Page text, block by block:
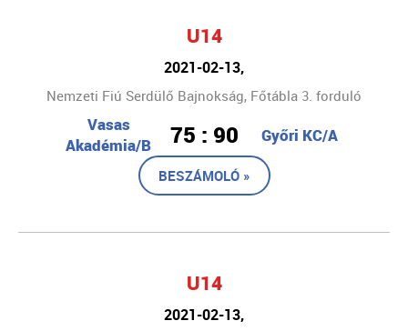
U14
2021-02-13,
Nemzeti Fiú Serdülő Bajnokság, Főtábla 3. forduló
Vasas
Akadémia/B
75 : 90 Győri KC/A
BESZÁMOLÓ »
U14
2021-02-13,